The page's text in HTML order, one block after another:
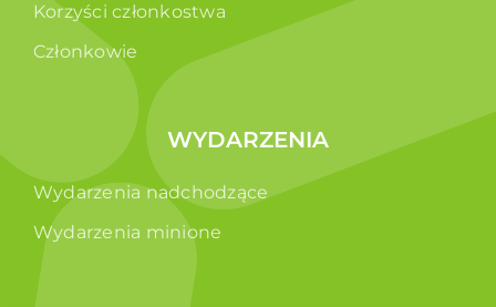
Korzyści członkostwa
Członkowie
WYDARZENIA
Wydarzenia nadchodzące
Wydarzenia minione